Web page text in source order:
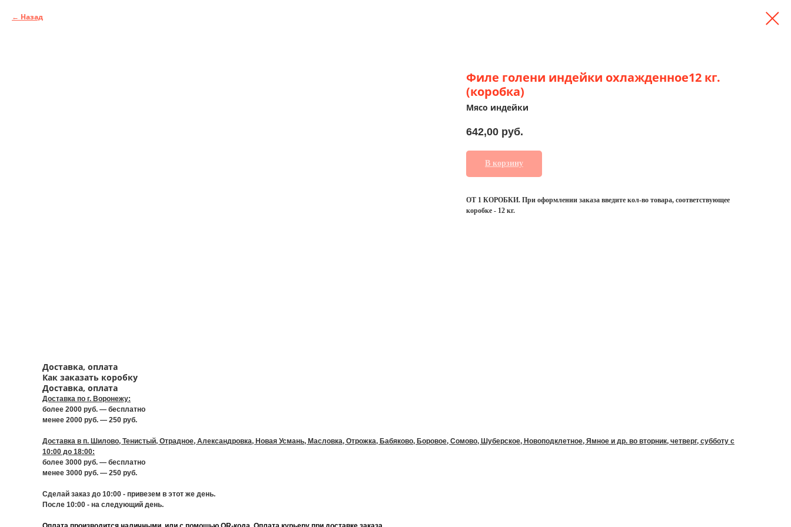
Назад
Филе голени индeйки охлажденное12 кг.
(коробка)
Мясо индейки
642,00 руб.
В корзину
ОТ 1 КОРОБКИ. При оформлении заказа введите кол-во товара, соответствующее
коробке - 12 кг.
Доставка, оплата
Как заказать коробку
Доставка, оплата
Доставка по г. Воронежу:
более 2000 руб. — бесплатно
менее 2000 руб. — 250 руб.
Доставка в п. Шилово, Тенистый, Отрадное, Александровка, Новая Усмань, Масловка, Отрожка, Бабяково, Боровое, Сомово, Шуберское, Новоподклетное, Ямное и др. во вторник, четверг, субботу с
10:00 до 18:00:
более 3000 руб. — бесплатно
менее 3000 руб. — 250 руб.
Сделай заказ до 10:00 - привезем в этот же день.
После 10:00 - на следующий день.